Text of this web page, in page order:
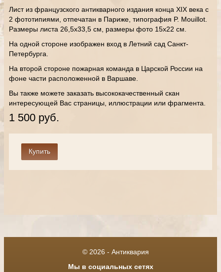
Лист из французского антикварного издания конца XIX века с
2 фототипиями, отпечатан в Париже, типография P. Mouillot.
Размеры листа 26,5х33,5 см, размеры фото 15х22 см.
На одной стороне изображен вход в Летний сад Санкт-
Петербурга.
На второй стороне пожарная команда в Царской России на
фоне части расположенной в Варшаве.
Вы также можете заказать высококачественный скан
интересующей Вас страницы, иллюстрации или фрагмента.
1 500 руб.
© 2026 - Антиквария
Мы в социальных сетях